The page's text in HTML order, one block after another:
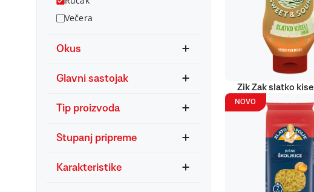
Večera
Okus
Glavni sastojak
Tip proizvoda
Stupanj pripreme
Karakteristike
Zik Zak slatko
NOVO